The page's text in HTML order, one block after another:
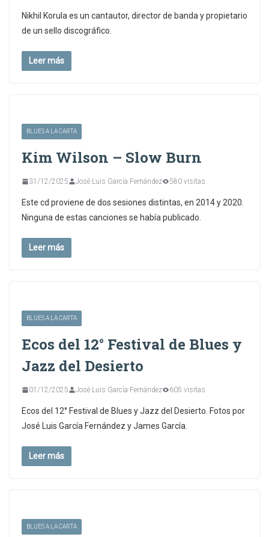
Nikhil Korula es un cantautor, director de banda y propietario
de un sello discográfico.
Leer más
BLUES A LA CARTA
Kim Wilson – Slow Burn
31/12/2025 José Luis García Fernández 580 visitas
Este cd proviene de dos sesiones distintas, en 2014 y 2020.
Ninguna de estas canciones se había publicado.
Leer más
BLUES A LA CARTA
Ecos del 12° Festival de Blues y
Jazz del Desierto
01/12/2025 José Luis García Fernández 605 visitas
Ecos del 12° Festival de Blues y Jazz del Desierto. Fotos por
José Luis García Fernández y James García.
Leer más
BLUES A LA CARTA